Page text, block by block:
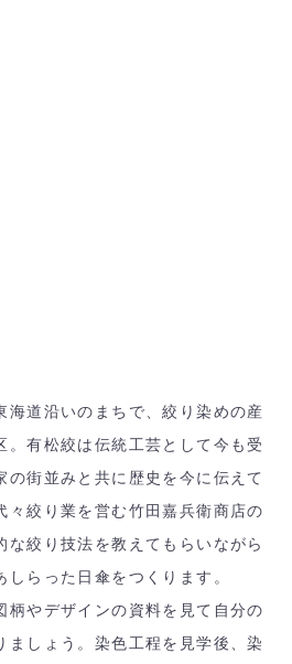
海道沿いのまちで、絞り染めの産
。有松絞は伝統工芸として今も受
の街並みと共に歴史を今に伝えて
々絞り業を営む竹田嘉兵衛商店の
な絞り技法を教えてもらいながら
らった日傘をつくります。
柄やデザインの資料を見て自分の
ましょう。染色工程を見学後、染